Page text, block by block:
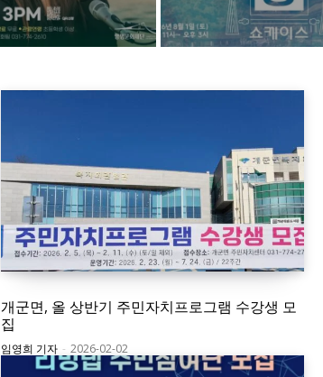
개군면, 올 상반기 주민자치프로그램 수강생 모
집
임영희 기자 - 2026-02-02